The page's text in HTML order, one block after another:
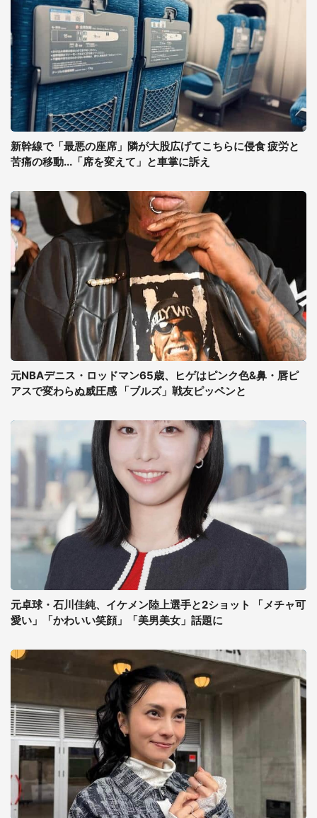
新幹線で「最悪の座席」隣が大股広げてこちらに侵食 疲労と
苦痛の移動...「席を変えて」と車掌に訴え
元NBAデニス・ロッドマン65歳、ヒゲはピンク色&鼻・唇ピ
アスで変わらぬ威圧感 「ブルズ」戦友ピッペンと
元卓球・石川佳純、イケメン陸上選手と2ショット 「メチャ可
愛い」「かわいい笑顔」「美男美女」話題に